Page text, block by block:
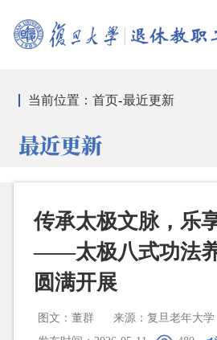
当前位置：首页-最近更新
最近更新
传承太极文脉，乐
——太极八式功法
圆满开展
图文：董群 来源：复旦老年大学